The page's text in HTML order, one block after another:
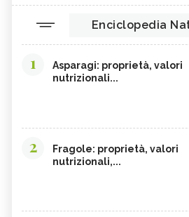
Enciclopedia
1
Asparagi: proprietà, valori
nutrizionali...
2
Fragole: proprietà, valori
nutrizionali,...